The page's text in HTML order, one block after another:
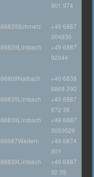
901 974
66839Schmelz
+49 6887
304836
66839Limbach
+49 6887
92044
66809Nalbach
+49 6838
9868 290
66839Limbach
+49 6887
872 38
66839Limbach
+49 6887
3050026
66687Wadern
+49 6874
901
66839Limbach
+49 6887
32 39